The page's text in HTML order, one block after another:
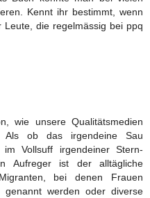
Kennt ihr bestimmt, wenn
die regelmässig bei ppq
wie unsere Qualitätsmedien
Als ob das irgendeine Sau
Vollsuff irgendeiner Stern-
Aufreger ist der alltägliche
bei denen Frauen
werden oder diverse